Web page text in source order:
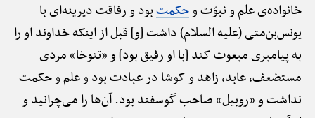
خانواده‌ی علم و نبوّت وحکمتبود و رفاقت دیرینه‌ای با
یونس‌بن‌متی (علیه السلام) داشت [و] قبل از اینکه خداوند او را
به پیامبری مبعوث کند [با او رفیق بود] و «تنوخا» مردی
مستضعف، عابد، زاهد و کوشا در عبادت بود و علم و حکمت
نداشت و «روبیل» صاحب گوسفند بود. آن‌ها را می‌چرانید و